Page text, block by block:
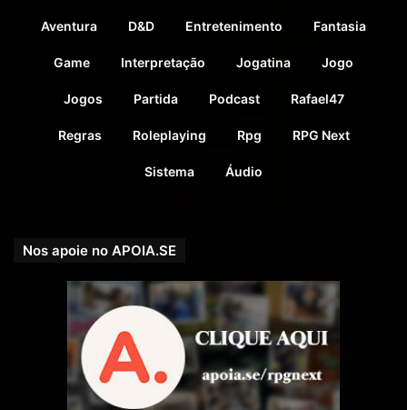
Doadores
Aventura D&D Entretenimento Fantasia
Game Interpretação Jogatina Jogo
Jogos Partida Podcast Rafael47
Regras Roleplaying Rpg RPG Next
Sistema Áudio
Nos apoie no APOIA.SE